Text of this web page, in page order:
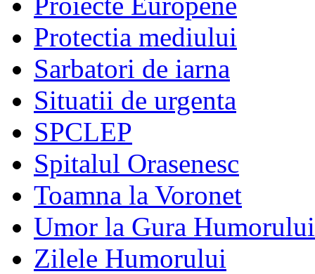
Protectia mediului
Sarbatori de iarna
Situatii de urgenta
SPCLEP
Spitalul Orasenesc
Toamna la Voronet
Umor la Gura Humorului
Zilele Humorului